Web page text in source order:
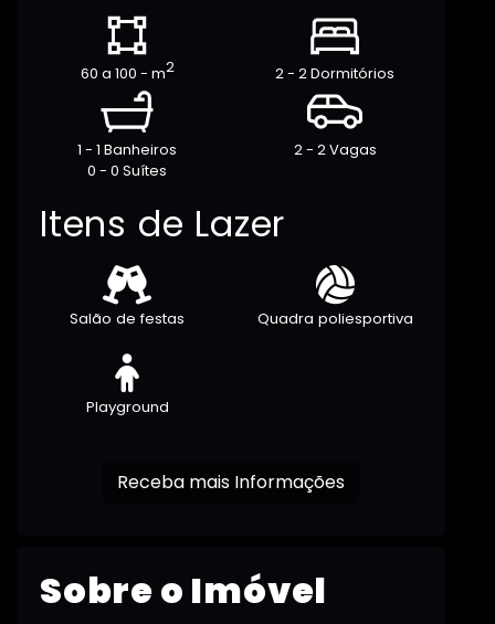
60 a 100 - m2 2 - 2 Dormitórios
1 - 1 Banheiros
0 - 0 Suítes
2 - 2 Vagas
Itens de Lazer
Salão de festas Quadra poliesportiva
Playground
Receba mais Informações
Sobre o Imóvel